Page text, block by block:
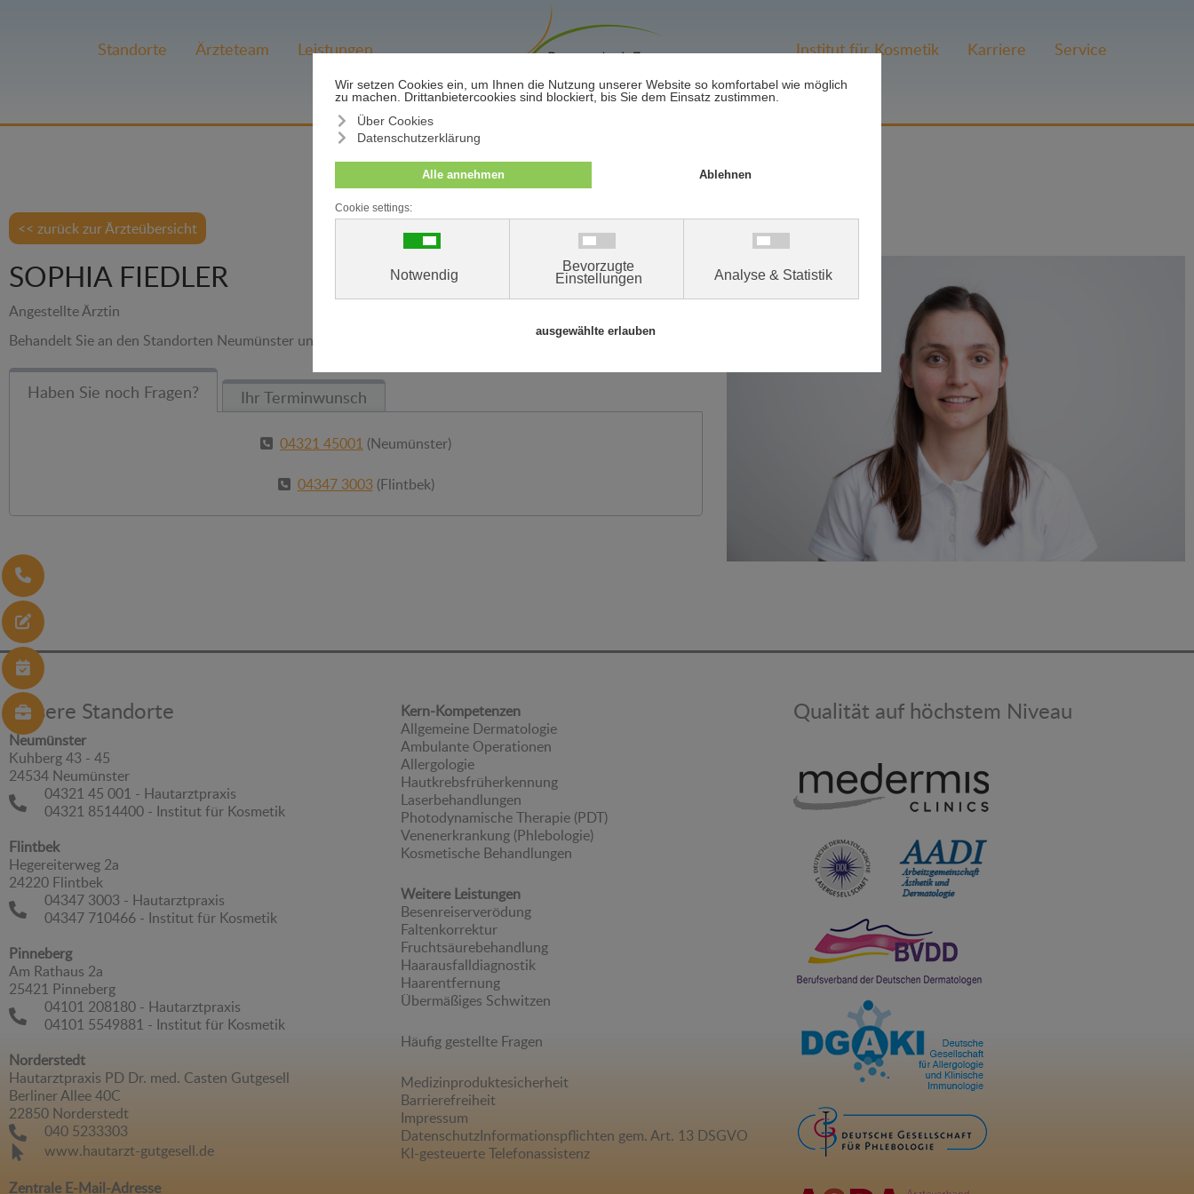
Standorte Ärzteteam Leistungen Institut für Kosmetik Karriere Service
<< zurück zur Ärzteübersicht
SOPHIA FIEDLER
Angestellte Ärztin
Behandelt Sie an den Standorten Neumünster und Flintbek
Haben Sie noch Fragen? Ihr Terminwunsch
04321 45001 (Neumünster)
04347 3003(Flintbek)
Unsere Standorte
Neumünster
Kuhberg 43 - 45
24534 Neumünster
04321 45 001 - Hautarztpraxis
04321 8514400 - Institut für Kosmetik
Flintbek
Hegereiterweg 2a
24220 Flintbek
04347 3003 - Hautarztpraxis
04347 710466 - Institut für Kosmetik
Pinneberg
Am Rathaus 2a
25421 Pinneberg
04101 208180 - Hautarztpraxis
04101 5549881 - Institut für Kosmetik
Norderstedt
Hautarztpraxis PD Dr. med. Casten Gutgesell
Berliner Allee 40C
22850 Norderstedt
040 5233303
www.hautarzt-gutgesell.de
Zentrale E-Mail-Adresse
Kern-Kompetenzen
Allgemeine Dermatologie
Ambulante Operationen
Allergologie
Hautkrebsfrüherkennung
Laserbehandlungen
Photodynamische Therapie (PDT)
Venenerkrankung (Phlebologie)
Kosmetische Behandlungen
Weitere Leistungen
Besenreiserverödung
Faltenkorrektur
Fruchtsäurebehandlung
Haarausfalldiagnostik
Haarentfernung
Übermäßiges Schwitzen
Häufig gestellte Fragen
Medizinproduktesicherheit
Barrierefreiheit
Impressum
DatenschutzInformationspflichten gem. Art. 13 DSGVO
KI-gesteuerte Telefonassistenz
Qualität auf höchstem Niveau